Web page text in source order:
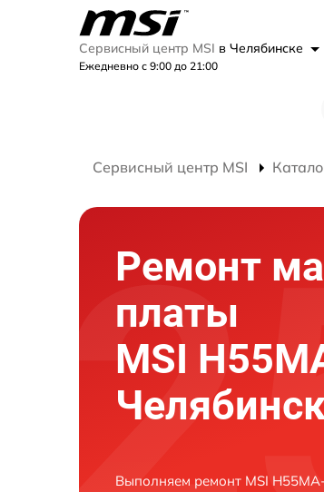
Сервисный центр MSI в Челябинске
Ежедневно с 9:00 до 21:00
Сервисный центр MSI
Ремонт
платы
MSI
Выполняем ремонт MSI